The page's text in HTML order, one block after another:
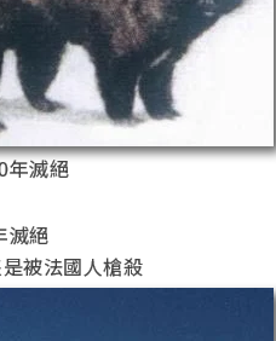
年滅絕
滅絕
被法國人槍殺